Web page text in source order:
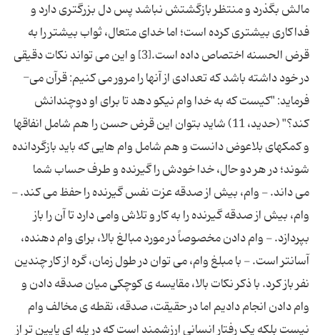
مالش بگذرد و منتظر بازگشتش نباشد پس دل بزرگتری دارد و
فداکاری بیشتری کرده است؛ اما خدای متعال، ثواب بیشتر را به
قرض الحسنه اختصاص داده است.[3] و این می ­تواند نکات دقیقی
در خود داشته باشد که تعدادی از آن­ها را مرور می­ کنیم: قرآن می­
فرماید: "کیست که به خدا وام نیکو دهد تا برای او دوچندانش
کند؟" (حدید، 11) شاید بتوان این قرض حسن را هم شامل انفاق­ها
و کمک­های بلاعوض دانست و هم شامل وام­ هایی که باید بازگردانده
شوند؛ در هر دو حال، خدا خودش را گیرنده و طرف حساب شما
می­ داند. - وام، بیش از صدقه عزت نفس گیرنده را حفظ می ­کند. -
وام، بیش از صدقه گیرنده را به کار و تلاش وامی­ دارد تا آن را باز
بپردازد. - وام دادن مخصوصاً در مورد مبالغ بالا، برای وام دهنده،
آسان­تر است. - با مبلغ وام، می­ توان در طول زمان، گره از کار چندین
نفر باز کرد. با ذکر نکات بالا، مقایسه ­ی کوچکی میان صدقه دادن و
وام دادن انجام دادیم اما در حقیقت، صدقه، نقطه ­ی مخالف وام
نیست بلکه یک رفتار انسانی ارزشمند است که در پله­ ای پایین­ تر از